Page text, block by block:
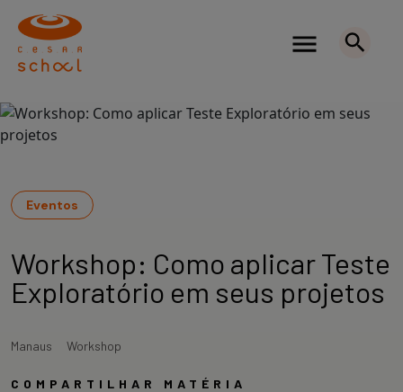
Eventos
Workshop: Como aplicar Teste
Exploratório em seus projetos
Manaus Workshop
COMPARTILHAR MATÉRIA